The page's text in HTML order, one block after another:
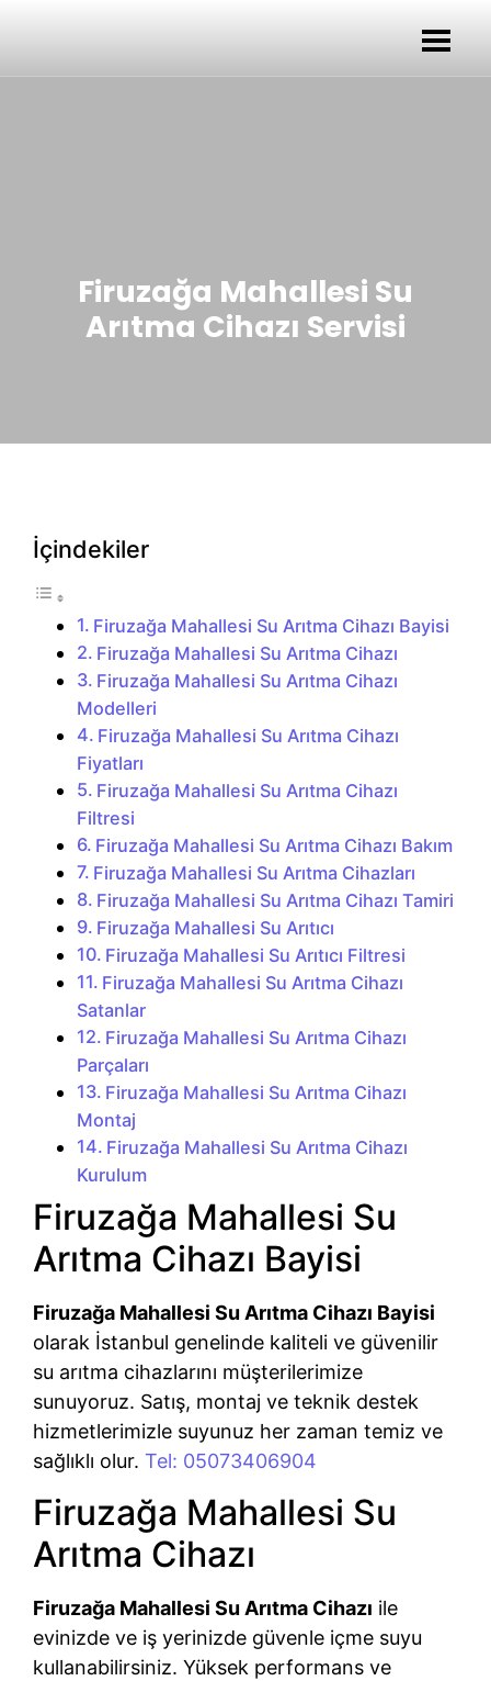
Firuzağa Mahallesi Su
Arıtma Cihazı Servisi
İçindekiler
Firuzağa Mahallesi Su Arıtma Cihazı Bayisi
Firuzağa Mahallesi Su Arıtma Cihazı
Firuzağa Mahallesi Su Arıtma Cihazı
Modelleri
Firuzağa Mahallesi Su Arıtma Cihazı
Fiyatları
Firuzağa Mahallesi Su Arıtma Cihazı
Filtresi
Firuzağa Mahallesi Su Arıtma Cihazı Bakım
Firuzağa Mahallesi Su Arıtma Cihazları
Firuzağa Mahallesi Su Arıtma Cihazı Tamiri
Firuzağa Mahallesi Su Arıtıcı
Firuzağa Mahallesi Su Arıtıcı Filtresi
Firuzağa Mahallesi Su Arıtma Cihazı
Satanlar
Firuzağa Mahallesi Su Arıtma Cihazı
Parçaları
Firuzağa Mahallesi Su Arıtma Cihazı
Montaj
Firuzağa Mahallesi Su Arıtma Cihazı
Kurulum
Firuzağa Mahallesi Su
Arıtma Cihazı Bayisi
Firuzağa Mahallesi Su Arıtma Cihazı Bayisi
olarak İstanbul genelinde kaliteli ve güvenilir
su arıtma cihazlarını müşterilerimize
sunuyoruz. Satış, montaj ve teknik destek
hizmetlerimizle suyunuz her zaman temiz ve
sağlıklı olur. Tel: 05073406904
Firuzağa Mahallesi Su
Arıtma Cihazı
Firuzağa Mahallesi Su Arıtma Cihazı ile
evinizde ve iş yerinizde güvenle içme suyu
kullanabilirsiniz. Yüksek performans ve